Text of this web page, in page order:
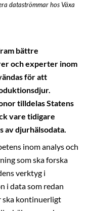
dataströmmar hos Växa
bättre
och experter inom
för att
tilldelas Statens
vare tidigare
av djurhälsodata.
inom analys och
som ska forska
verktyg i
i data som redan
ska kontinuerligt